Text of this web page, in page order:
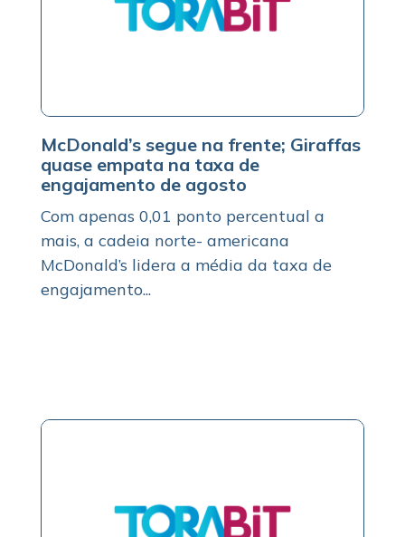
McDonald’s segue na frente; Giraffas
quase empata na taxa de
engajamento de agosto
Com apenas 0,01 ponto percentual a
mais, a cadeia norte- americana
McDonald’s lidera a média da taxa de
engajamento...